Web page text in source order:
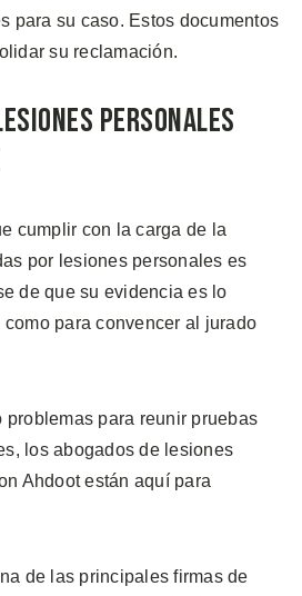
para su caso. Estos documentos
su reclamación.
Personales
cumplir con la carga de la
por lesiones personales es
de que su evidencia es lo
para convencer al jurado
problemas para reunir pruebas
los abogados de lesiones
Ahdoot están aquí para
de las principales firmas de